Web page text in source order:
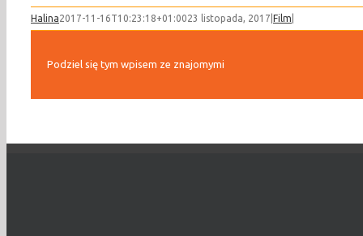
Halina2017-11-16T10:23:18+01:0023 listopada, 2017 Film
Podziel się tym wpisem ze znajomymi